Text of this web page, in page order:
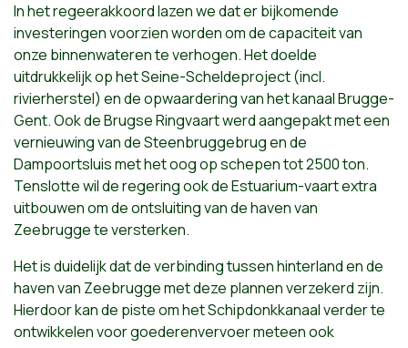
In het regeerakkoord lazen we dat er bijkomende
investeringen voorzien worden om de capaciteit van
onze binnenwateren te verhogen. Het doelde
uitdrukkelijk op het Seine-Scheldeproject (incl.
rivierherstel) en de opwaardering van het kanaal Brugge-
Gent. Ook de Brugse Ringvaart werd aangepakt met een
vernieuwing van de Steenbruggebrug en de
Dampoortsluis met het oog op schepen tot 2500 ton.
Tenslotte wil de regering ook de Estuarium-vaart extra
uitbouwen om de ontsluiting van de haven van
Zeebrugge te versterken.
Het is duidelijk dat de verbinding tussen hinterland en de
haven van Zeebrugge met deze plannen verzekerd zijn.
Hierdoor kan de piste om het Schipdonkkanaal verder te
ontwikkelen voor goederenvervoer meteen ook